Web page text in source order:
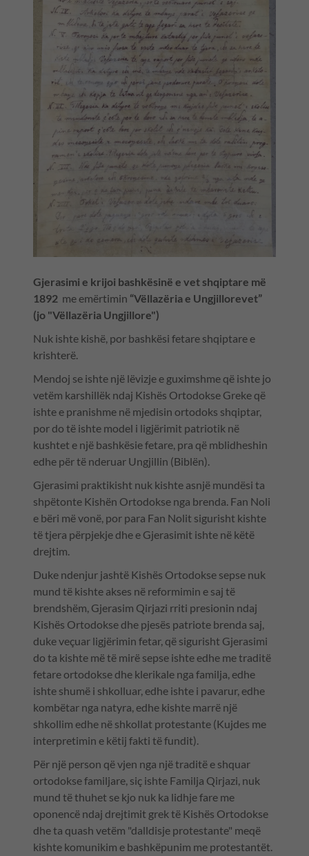
Gjerasimi e krijoi bashkësinë e vet shqiptare më
1892 me emërtimin “Vëllazëria e Ungjillorevet”
(jo "Vëllazëria Ungjillore")
Nuk ishte kishë, por bashkësi fetare shqiptare e
krishterë.
Mendoj se ishte një lëvizje e guximshme që ishte jo
vetëm karshillëk ndaj Kishës Ortodokse Greke që
ishte e pranishme në mjedisin ortodoks shqiptar,
por do të ishte model i ligjërimit patriotik në
kushtet e një bashkësie fetare, pra që mblidheshin
edhe për të nderuar Ungjillin (Biblën).
Gjerasimi praktikisht nuk kishte asnjë mundësi ta
shpëtonte Kishën Ortodokse nga brenda. Fan Noli
e bëri më vonë, por para Fan Nolit sigurisht kishte
të tjera përpjekje dhe e Gjerasimit ishte në këtë
drejtim.
Duke ndenjur jashtë Kishës Ortodokse sepse nuk
mund të kishte akses në reformimin e saj të
brendshëm, Gjerasim Qirjazi rriti presionin ndaj
Kishës Ortodokse dhe pjesës patriote brenda saj,
duke veçuar ligjërimin fetar, që sigurisht Gjerasimi
do ta kishte më të mirë sepse ishte edhe me traditë
fetare ortodokse dhe klerikale nga familja, edhe
ishte shumë i shkolluar, edhe ishte i pavarur, edhe
kombëtar nga natyra, edhe kishte marrë një
shkollim edhe në shkollat protestante (Kujdes me
interpretimin e këtij fakti të fundit).
Për një person që vjen nga një traditë e shquar
ortodokse familjare, siç ishte Familja Qirjazi, nuk
mund të thuhet se kjo nuk ka lidhje fare me
oponencë ndaj drejtimit grek të Kishës Ortodokse
dhe ta quash vetëm "dalldisje protestante" meqë
kishte komunikim e bashkëpunim me protestantët.